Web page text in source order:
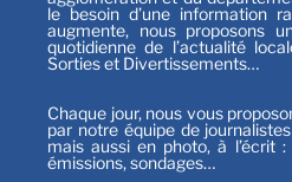
le besoin d’une information
augmente, nous proposons
quotidienne de l’actualité
Sorties et Divertissements…
Chaque jour, nous vous
par notre équipe de
mais aussi en photo, à l’écrit
émissions, sondages…